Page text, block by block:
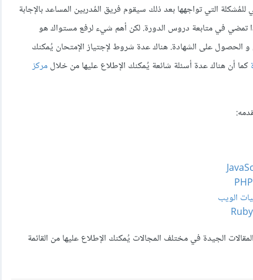
التي تواجهها بعد ذلك سيقوم فريق المُدربين المساعد بالإجابة
في متابعة دروس الدورة. لكن أهم شيء لرفع مستواك هو
و الحصول على الشهادة. هناك عدة شروط لإجتياز الإمتحان يُمكنك
كما أن هناك عدة أسئلة شائعة يُمكنك الإطلاع عليها من خلالمركز
الويب
الجيدة في مختلف المجالات يُمكنك الإطلاع عليها من القائمة